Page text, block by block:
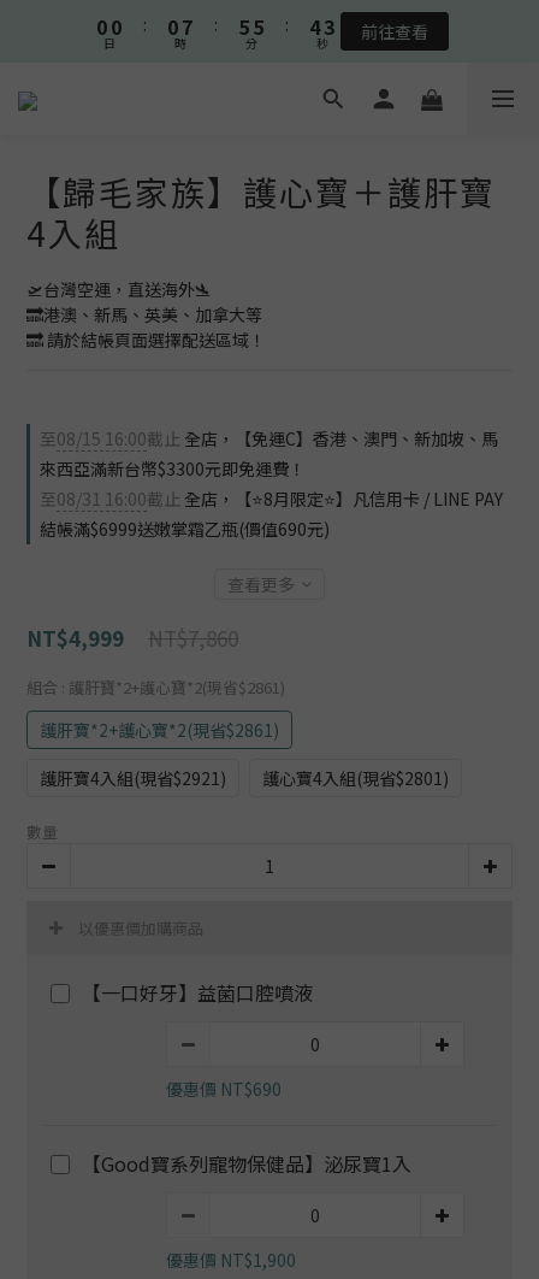
💪熟客限定💪皮膚系列滿3000元送口腔噴液💪
00
日
:
07
6
1
0
時
:
5
4
5
4
分
:
4
3
2
1
秒 前往查看
💪熟客限定💪皮膚系列滿3000元送口腔噴液💪
【歸毛家族】護心寶＋護肝寶
4入組
🛫台灣空運，直送海外🛬
🔜港澳、新馬、英美、加拿大等
🔜 請於結帳頁面選擇配送區域！
至08/15 16:00截止 全店，【免運C】香港、澳門、新加坡、馬
來西亞滿新台幣$3300元即免運費！
至08/31 16:00截止 全店，【⭐8月限定⭐】凡信用卡 / LINE PAY
結帳滿$6999送嫩掌霜乙瓶(價值690元)
查看更多
NT$7,860
NT$4,999
組合 : 護肝寶*2+護心寶*2(現省$2861)
護肝寶*2+護心寶*2(現省$2861)
護肝寶4入組(現省$2921)
護心寶4入組(現省$2801)
數量
以優惠價加購商品
【一口好牙】益菌口腔噴液
優惠價 NT$690
【Good寶系列寵物保健品】泌尿寶1入
優惠價 NT$1,900